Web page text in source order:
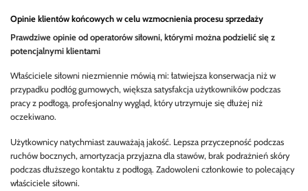
Opinie klientów końcowych w celu wzmocnienia procesu sprzedaży
Prawdziwe opinie od operatorów siłowni, którymi można podzielić się z
potencjalnymi klientami
Właściciele siłowni niezmiennie mówią mi: łatwiejsza konserwacja niż w
przypadku podłóg gumowych, większa satysfakcja użytkowników podczas
pracy z podłogą, profesjonalny wygląd, który utrzymuje się dłużej niż
oczekiwano.
Użytkownicy natychmiast zauważają jakość. Lepsza przyczepność podczas
ruchów bocznych, amortyzacja przyjazna dla stawów, brak podrażnień skóry
podczas dłuższego kontaktu z podłogą. Zadowoleni członkowie to polecający
właściciele siłowni.